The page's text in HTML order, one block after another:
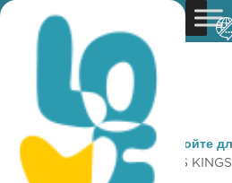
You are here: Home »Откройте
Gastronomy
» TGI FRIDAYS